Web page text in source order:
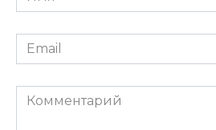
*
Email
*
Комментарий